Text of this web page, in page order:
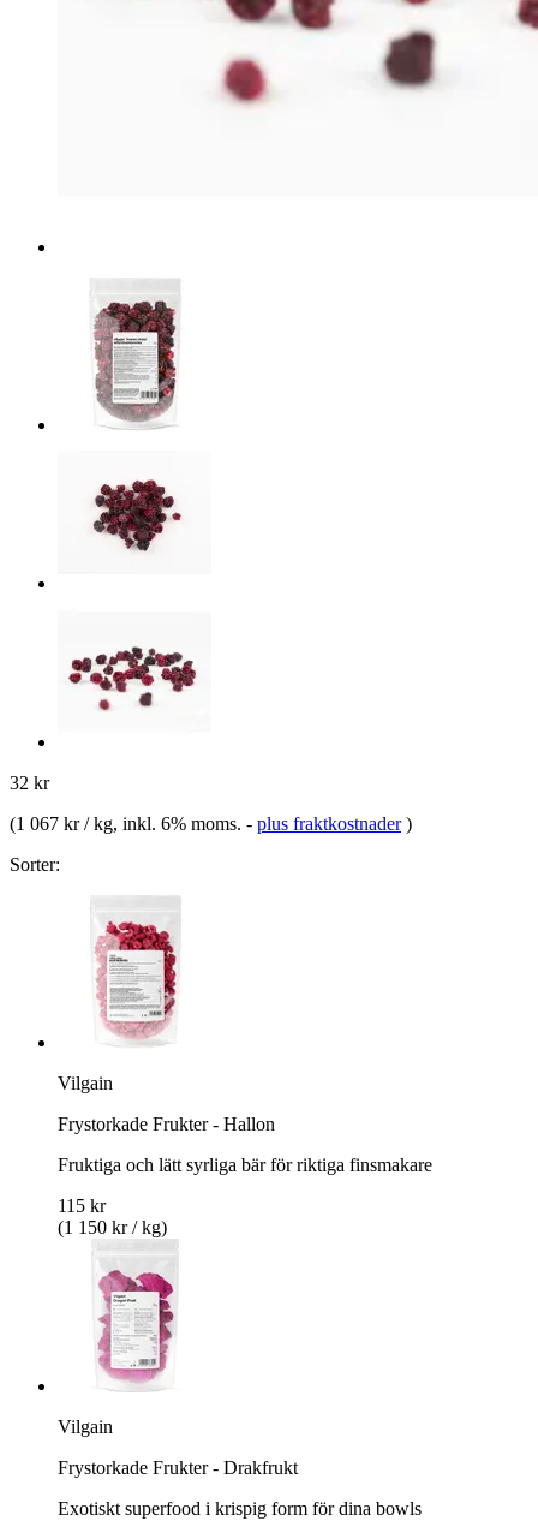
32 kr
(1 067 kr / kg, inkl. 6% moms. - plus fraktkostnader )
Sorter:
Vilgain
Frystorkade Frukter - Hallon
Fruktiga och lätt syrliga bär för riktiga finsmakare
115 kr
(1 150 kr / kg)
Vilgain
Frystorkade Frukter - Drakfrukt
Exotiskt superfood i krispig form för dina bowls